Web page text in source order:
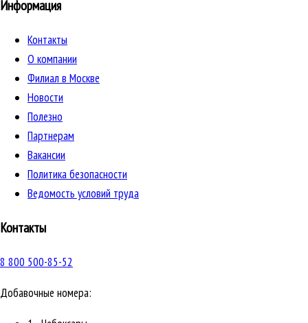
Информация
Контакты
О компании
Филиал в Москве
Новости
Полезно
Партнерам
Вакансии
Политика безопасности
Ведомость условий труда
Контакты
8 800 500-85-52
Добавочные номера: